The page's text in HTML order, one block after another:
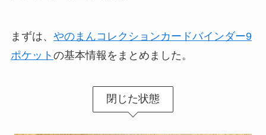
まずは、 やのまんコレクションカードバインダー9
ポケット の基本情報をまとめました。
閉じた状態